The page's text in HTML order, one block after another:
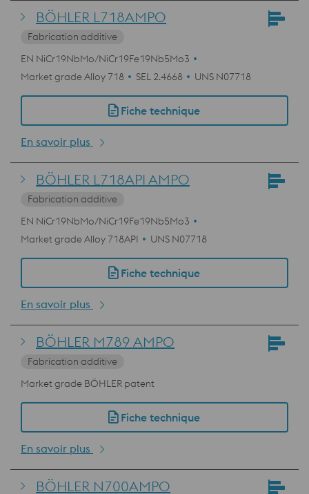
BÖHLER L718AMPO
Fabrication additive
EN NiCr19NbMo/NiCr19Fe19Nb5Mo3
Market grade Alloy 718
SEL 2.4668 UNS N07718
Fiche technique
En savoir plus
BÖHLER L718API AMPO
Fabrication additive
EN NiCr19NbMo/NiCr19Fe19Nb5Mo3
Market grade Alloy 718API
UNS N07718
Fiche technique
En savoir plus
BÖHLER M789 AMPO
Fabrication additive
Market grade BÖHLER patent
Fiche technique
En savoir plus
BÖHLER N700AMPO